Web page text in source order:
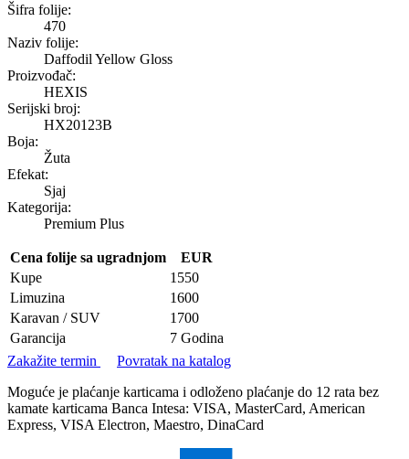
Daffodil Yellow Gloss
Šifra folije:
470
Naziv folije:
Daffodil Yellow Gloss
Proizvođač:
HEXIS
Serijski broj:
HX20123B
Boja:
Žuta
Efekat:
Sjaj
Kategorija:
Premium Plus
Cena folije sa ugradnjom
EUR
Kupe
1550
Limuzina
1600
Karavan / SUV
1700
Garancija
7 Godina
Zakažite termin
Povratak na katalog
Moguće je plaćanje karticama i odloženo plaćanje do 12 rata bez
kamate karticama Banca Intesa: VISA, MasterCard, American
Express, VISA Electron, Maestro, DinaCard